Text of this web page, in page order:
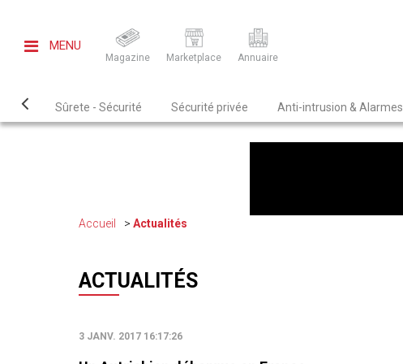
MENU
Magazine Marketplace Annuaire
Sûrete - Sécurité Sécurité privée Anti-intrusion & Alarmes
Accueil Actualités
ACTUALITÉS
3 JANV. 2017 16:17:26